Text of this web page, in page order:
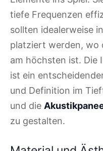
tiefe Frequenzen
sollten idealerweise
platziert werden, wo
am höchsten ist. Die
ist ein
und Definition im
und die
zu gestalten.